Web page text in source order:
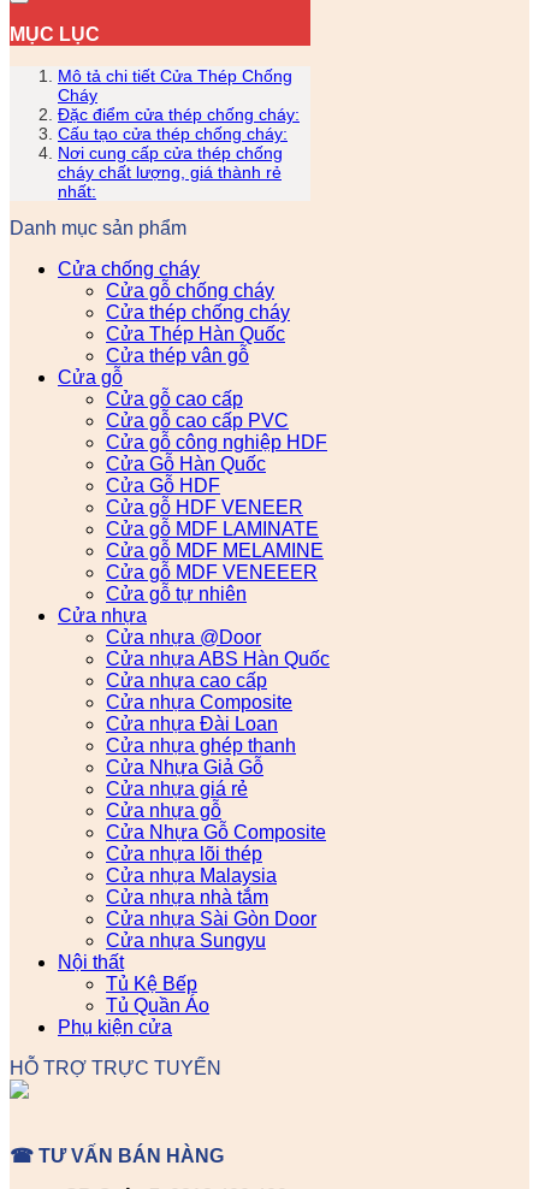
MỤC LỤC
Mô tả chi tiết Cửa Thép Chống
Cháy
Đặc điểm cửa thép chống cháy:
Cấu tạo cửa thép chống cháy:
Nơi cung cấp cửa thép chống
cháy chất lượng, giá thành rẻ
nhất:
Danh mục sản phẩm
Cửa chống cháy
Cửa gỗ chống cháy
Cửa thép chống cháy
Cửa Thép Hàn Quốc
Cửa thép vân gỗ
Cửa gỗ
Cửa gỗ cao cấp
Cửa gỗ cao cấp PVC
Cửa gỗ công nghiệp HDF
Cửa Gỗ Hàn Quốc
Cửa Gỗ HDF
Cửa gỗ HDF VENEER
Cửa gỗ MDF LAMINATE
Cửa gỗ MDF MELAMINE
Cửa gỗ MDF VENEEER
Cửa gỗ tự nhiên
Cửa nhựa
Cửa nhựa @Door
Cửa nhựa ABS Hàn Quốc
Cửa nhựa cao cấp
Cửa nhựa Composite
Cửa nhựa Đài Loan
Cửa nhựa ghép thanh
Cửa Nhựa Giả Gỗ
Cửa nhựa giá rẻ
Cửa nhựa gỗ
Cửa Nhựa Gỗ Composite
Cửa nhựa lõi thép
Cửa nhựa Malaysia
Cửa nhựa nhà tắm
Cửa nhựa Sài Gòn Door
Cửa nhựa Sungyu
Nội thất
Tủ Kệ Bếp
Tủ Quần Áo
Phụ kiện cửa
HỖ TRỢ TRỰC TUYẾN
☎ TƯ VẤN BÁN HÀNG